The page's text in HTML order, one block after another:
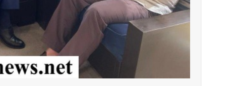
العالم العربي
تستمر هذه المعاناة التي تمزق القلوب والضمائر؟
الرئيس الأميركي ترامب يحذّر إيران من ضربة
أخبار صيدا عمر مرجان يتصل برئيس النادي الرياضي مهنئا